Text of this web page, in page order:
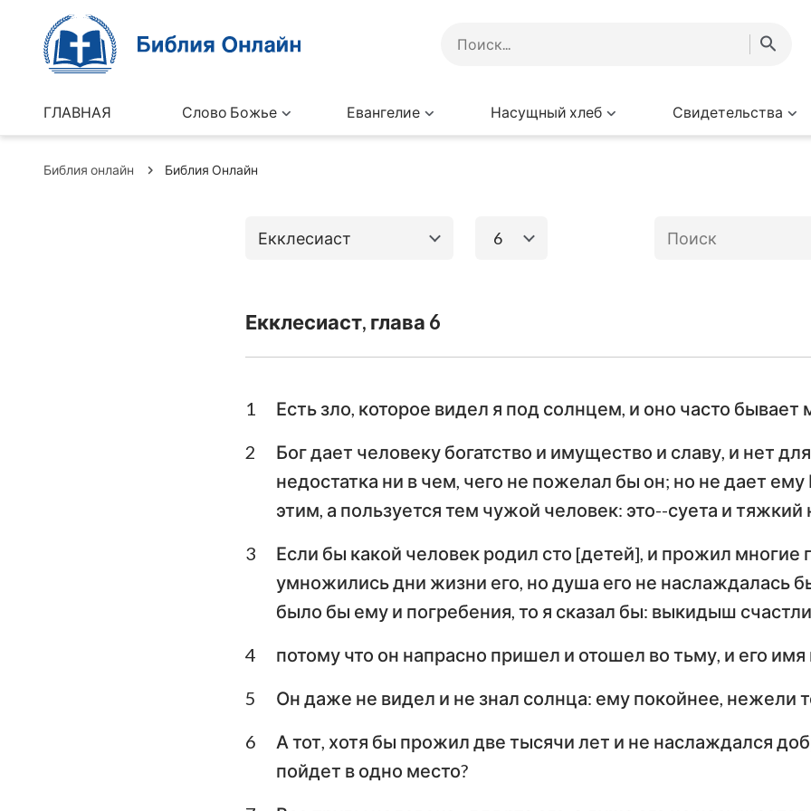
ГЛАВНАЯ Слово Божье Евангелие Насущный хлеб Свидетельства
Библия онлайн Библия Онлайн
Екклесиаст
Книги Ветхого завета
Левит Числа
Второзаконие Иисус Навин
Книга Судей Руфь
2-я Царств
3-я Царств 4-я Царств
1-я Паралипоменон 2-я Паралипоменон
Екклесиаст Песни Песней
Евангелие от Луки
Деяния Апостолов
Первое послание к
Филиппийцам
Первое послание к
Фессалоникийцам
6
Екклесиаст, глава 6
1
Есть зло, которое видел я под солнцем, и оно часто
2
Бог дает человеку богатство и имущество и славу, и нет
недостатка ни в чем, чего не пожелал бы он; но не дает ему
этим, а пользуется тем чужой человек: это--суета и тяжкий
3
Если бы какой человек родил сто [детей], и прожил многие
умножились дни жизни его, но душа его не наслаждалась
было бы ему и погребения, то я сказал бы: выкидыш
4
потому что он напрасно пришел и отошел во тьму, и его
5
Он даже не видел и не знал солнца: ему покойнее, нежели
6
А тот, хотя бы прожил две тысячи лет и не наслаждался
пойдет в одно место?